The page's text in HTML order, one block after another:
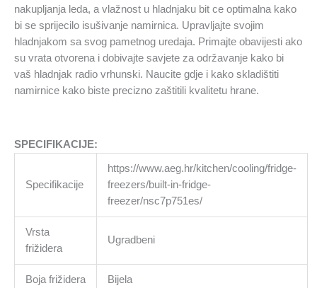
nakupljanja leda, a vlažnost u hladnjaku bit ce optimalna kako
bi se sprijecilo isušivanje namirnica. Upravljajte svojim
hladnjakom sa svog pametnog uredaja. Primajte obavijesti ako
su vrata otvorena i dobivajte savjete za održavanje kako bi
vaš hladnjak radio vrhunski. Naucite gdje i kako skladištiti
namirnice kako biste precizno zaštitili kvalitetu hrane.
SPECIFIKACIJE:
Specifikacije
https://www.aeg.hr/kitchen/cooling/fridge-
freezers/built-in-fridge-
freezer/nsc7p751es/
Vrsta
frižidera
Ugradbeni
Boja frižidera Bijela